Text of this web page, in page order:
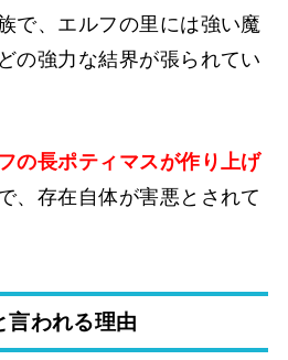
で、エルフの里には強い魔
の強力な結界が張られてい
の長ポティマスが作り上げ
、存在自体が害悪とされて
言われる理由